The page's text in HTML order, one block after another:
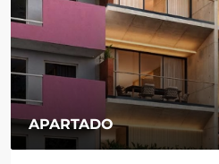
APARTADO